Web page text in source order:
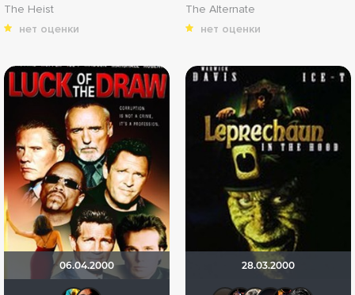
The Heist
нет оценки
The Alternate
нет оценки
06.04.2000 28.03.2000